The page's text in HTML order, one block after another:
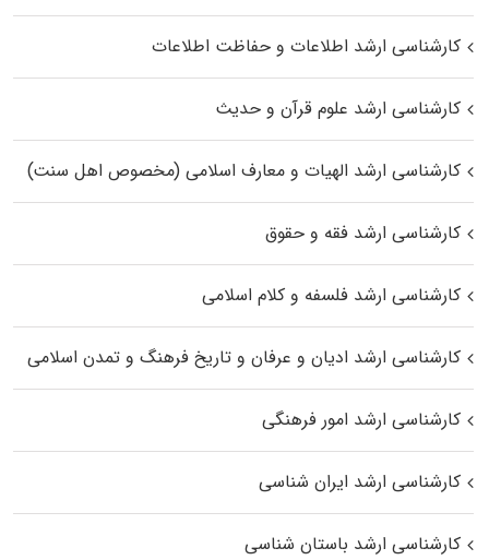
کارشناسی ارشد اطلاعات و حفاظت اطلاعات
کارشناسی ارشد علوم قرآن و حدیث
کارشناسی ارشد الهیات و معارف اسلامی (مخصوص اهل سنت)
کارشناسی ارشد فقه و حقوق
کارشناسی ارشد فلسفه و کلام اسلامی
کارشناسی ارشد ادیان و عرفان و تاریخ فرهنگ و تمدن اسلامی
کارشناسی ارشد امور فرهنگی
کارشناسی ارشد ایران شناسی
کارشناسی ارشد باستان شناسی